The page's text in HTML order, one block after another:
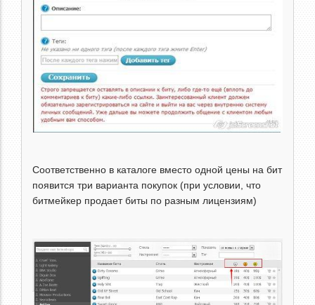
Соответственно в каталоге вместо одной цены на бит
появится три варианта покупок (при условии, что
битмейкер продает биты по разным лицензиям)